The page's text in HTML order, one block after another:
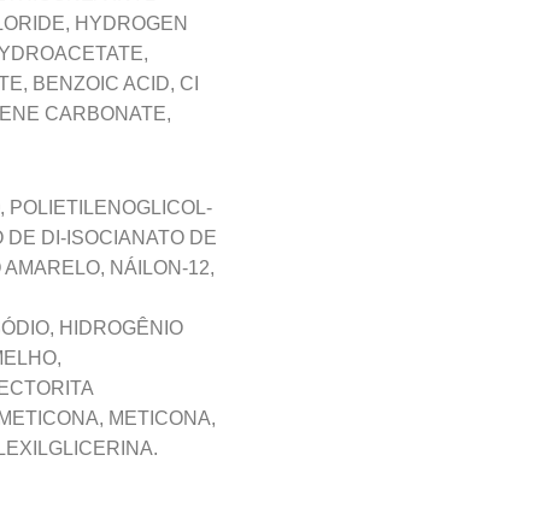
HYDROGEN
BENZOIC ACID, CI
CARBONATE,
POLIETILENOGLICOL-
DE DI-ISOCIANATO DE
NÁILON-12,
HIDROGÊNIO
METICONA,